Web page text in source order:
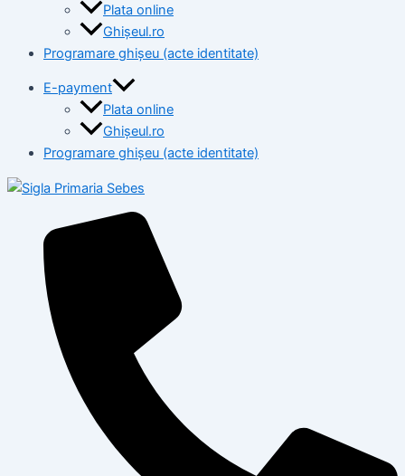
Plata online
Ghișeul.ro
Programare ghișeu (acte identitate)
E-payment
Plata online
Ghișeul.ro
Programare ghișeu (acte identitate)